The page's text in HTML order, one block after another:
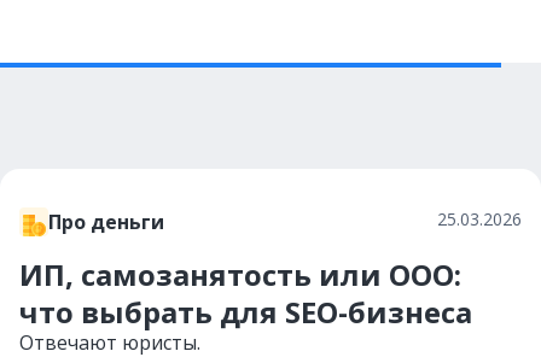
Про деньги 25.03.2026
ИП, самозанятость или ООО:
что выбрать для SEO-бизнеса
Отвечают юристы.